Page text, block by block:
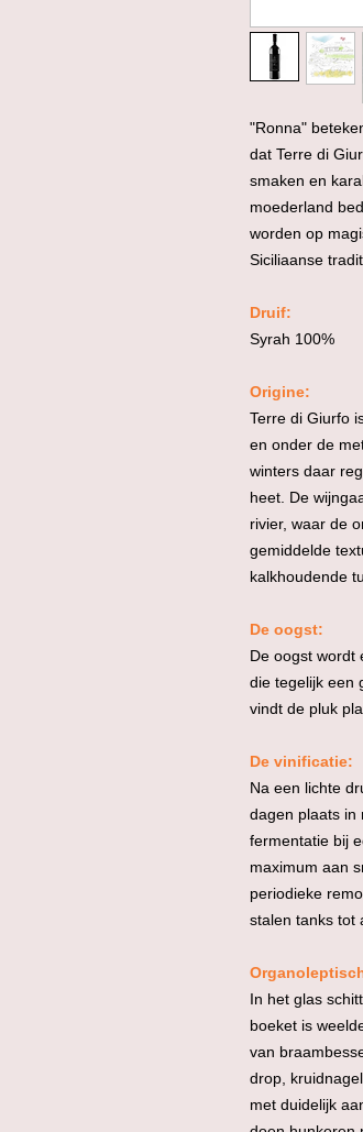
"Ronna"
dat Terre di
smaken en
moederland
worden op
Siciliaanse
Druif:
Syrah 100%
Origine:
Terre di Giurfo
en onder de
winters daar
heet. De
rivier, waar de
gemiddelde
kalkhoudende
De oogst:
De oogst wordt
die tegelijk een
vindt de pluk
De vinificatie:
Na een lichte
dagen plaats in
fermentatie bij
maximum aan
periodieke
stalen tanks tot
In het glas
boeket is
van
drop,
met duidelijk